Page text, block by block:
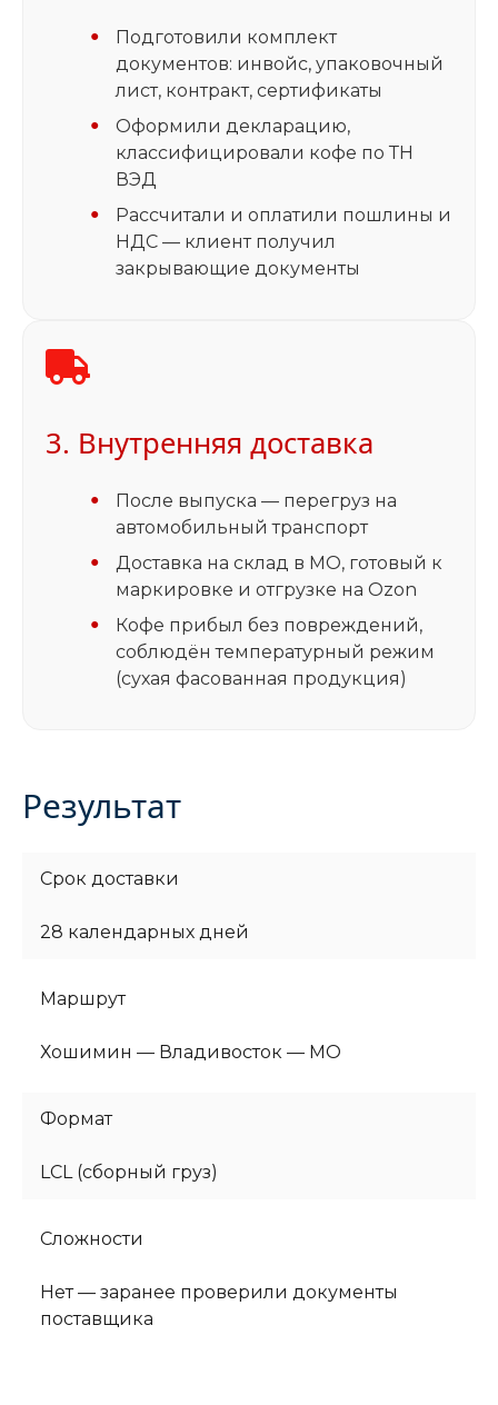
Подготовили комплект
документов: инвойс, упаковочный
лист, контракт, сертификаты
Оформили декларацию,
классифицировали кофе по ТН
ВЭД
Рассчитали и оплатили пошлины и
НДС — клиент получил
закрывающие документы
3. Внутренняя доставка
После выпуска — перегруз на
автомобильный транспорт
Доставка на склад в МО, готовый к
маркировке и отгрузке на Ozon
Кофе прибыл без повреждений,
соблюдён температурный режим
(сухая фасованная продукция)
Результат
Срок доставки
28 календарных дней
Маршрут
Хошимин — Владивосток — МО
Формат
LCL (сборный груз)
Сложности
Нет — заранее проверили документы
поставщика